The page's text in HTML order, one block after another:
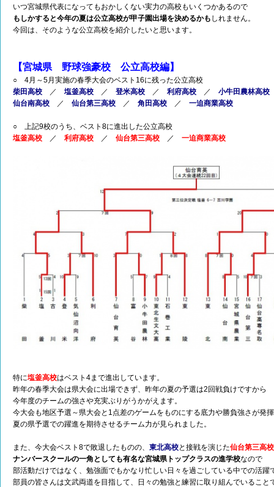
いつ宮城県代表になってもおかしくない実力の高校もいくつかあるので
もしかすると今年の夏は公立高校が甲子園出場を決めるかも しれません。
今回は、そのような公立高校を紹介したいと思います。
【宮城県 野球強豪校 公立高校編】
○ 4月～5月実施の春季大会のベスト16に残った公立高校
柴田高校 ／ 塩釜高校 ／ 登米高校 ／ 利府高校 ／ 小牛田農林高校
仙台南高校 ／ 仙台第三高校 ／ 角田高校 ／ 一迫商業高校
○ 上記9校のうち、ベスト8に進出した公立高校
塩釜高校 ／ 利府高校 ／ 仙台第三高校 ／ 一迫商業高校
特に塩釜高校はベスト4まで進出しています。
昨年の春季大会は県大会に出場できず、昨年の夏の予選は2回戦負けですから
今年度のチームの強さや充実ぶりがうかがえます。
今大会も地区予選～県大会と1点差のゲームをものにする底力や勝負強さが発
夏の県予選での躍進を期待させるチーム力が見られました。
また、今大会ベスト8で敗退したものの、 東北高校と接戦を演じた仙台第三高校
ナンバースクールの一角としても有名な宮城県トップクラスの進学校なので
部活動だけではなく、勉強面でもかなり忙しい日々を過ごしている中での活躍
部員の皆さんは文武両道を目指して、日々の勉強と練習に取り組んでいること